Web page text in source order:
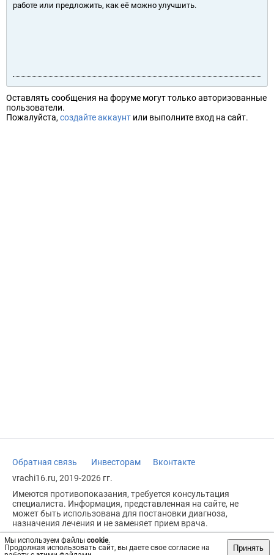
Мы используем файлы cookie.
Продолжая использовать сайт, вы даете свое согласие на
Принять
работе или предложить, как её можно улучшить.
Оставлять сообщения на форуме могут только авторизованные
пользователи.
Пожалуйста, создайте аккаунт или выполните вход на сайт.
Обратная связь Инвесторам
Вконтакте
vrachi16.ru, 2019-2026 гг.
Имеются противопоказания, требуется консультация
специалиста. Информация, представленная на сайте, не
может быть использована для постановки диагноза,
назначения лечения и не заменяет прием врача.
Возрастное ограничение: 18+